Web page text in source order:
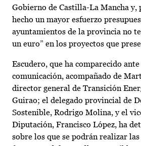
Gobierno de Castilla-La Mancha y,
hecho un mayor esfuerzo
ayuntamientos de la provincia no
un euro” en los proyectos que
Escudero, que ha comparecido
comunicación, acompañado de
director general de Transición
Guirao; el delegado provincial de
Sostenible, Rodrigo Molina, y el
Diputación, Francisco López, ha
sobre los que se podrán realizar